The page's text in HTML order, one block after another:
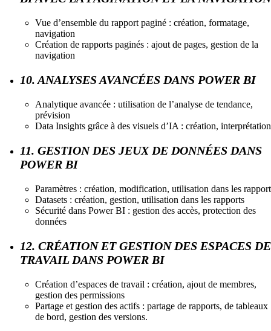
Vue d’ensemble du rapport paginé : création, formatage,
navigation
Création de rapports paginés : ajout de pages, gestion de la
navigation
10. ANALYSES AVANCÉES DANS POWER BI
Analytique avancée : utilisation de l’analyse de tendance,
prévision
Data Insights grâce à des visuels d’IA : création, interprétation
11. GESTION DES JEUX DE DONNÉES DANS
POWER BI
Paramètres : création, modification, utilisation dans les
Datasets : création, gestion, utilisation dans les rapports
Sécurité dans Power BI : gestion des accès, protection des
données
12. CRÉATION ET GESTION DES ESPACES DE
TRAVAIL DANS POWER BI
Création d’espaces de travail : création, ajout de membres,
gestion des permissions
Partage et gestion des actifs : partage de rapports, de tableaux
de bord, gestion des versions.